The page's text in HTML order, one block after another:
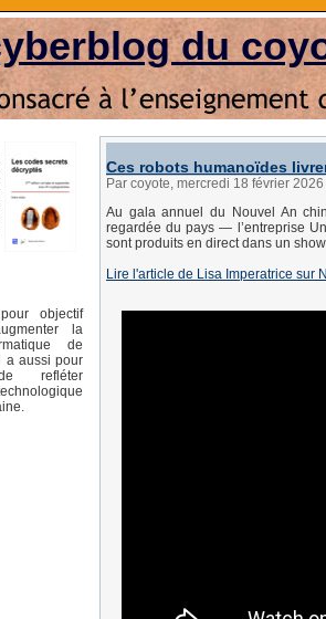
du
objectif
la
de
a aussi pour
refléter
Ces robots humanoïdes
Par coyote, mercredi 18 février
Au gala annuel du Nouvel An
regardée du pays — l’entreprise
sont produits en direct dans un
Lire l'article de Lisa Imperatrice sur